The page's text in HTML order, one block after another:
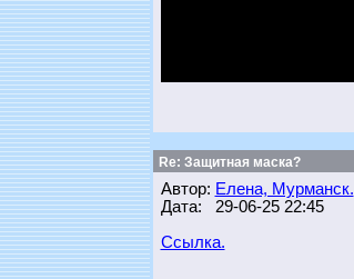
Re: Защитная маска?
Автор: Елена, Мурманск.
Дата: 29-06-25 22:45
Ссылка.